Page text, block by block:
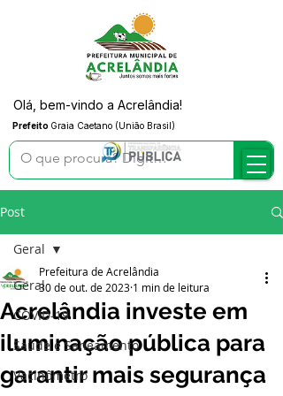
Prefeito Graia Caetano (União Brasil)
Olá, bem-vindo a Acrelândia!
Post
Geral
COVID-19
Saúde e Saneamento
Vacinômetro
Geral
Acrelândia investe em
iluminação pública para
garantir mais segurança
Prefeitura de Acrelândia
30 de out. de 2023 1 min de leitura